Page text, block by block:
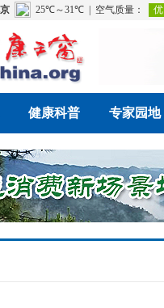
健康科普 专家园地